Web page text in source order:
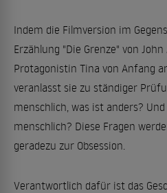
Indem die Filmversion im
Erzählung "Die Grenze" von
Protagonistin Tina von Anfang
veranlasst sie zu ständiger
menschlich, was ist anders?
menschlich? Diese Fragen
geradezu zur Obsession.
Verantwortlich dafür ist das